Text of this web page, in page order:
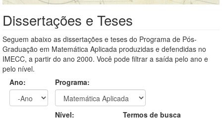
Dissertações e Teses
Seguem abaixo as dissertações e teses do Programa de Pós-
Graduação em Matemática Aplicada produzidas e defendidas no
IMECC, a partir do ano 2000. Você pode filtrar a saída pelo ano e
pelo nível.
Ano:
Programa:
Nível: Termos de busca